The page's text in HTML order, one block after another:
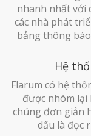
nhanh nhất với
các nhà phát
bảng thông
Hệ
Flarum có hệ
được nhóm lại
chúng đơn giản
dấu là đọc